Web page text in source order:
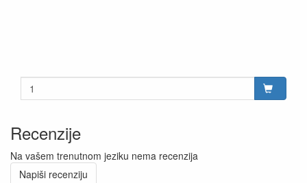
Recenzije
Na vašem trenutnom jeziku nema recenzija
Napiši recenziju